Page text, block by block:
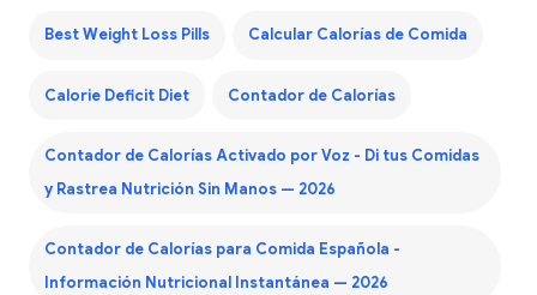
Best Weight Loss Pills Calcular Calorías de Comida
Calorie Deficit Diet Contador de Calorías
Contador de Calorías Activado por Voz - Di tus Comidas
y Rastrea Nutrición Sin Manos — 2026
Contador de Calorías para Comida Española -
Información Nutricional Instantánea — 2026